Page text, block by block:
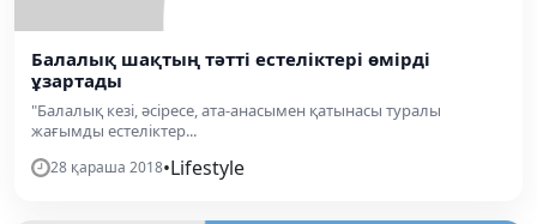
Балалық шақтың тәтті естеліктері өмірді
ұзартады
"Балалық кезі, әсіресе, ата-анасымен қатынасы туралы
жағымды естеліктер...
28 қараша 2018•Lifestyle